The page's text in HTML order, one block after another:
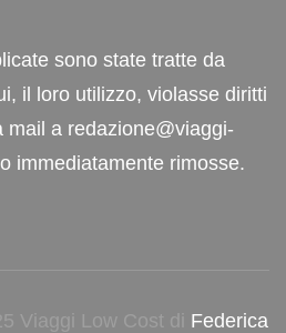
sono state tratte da
il loro utilizzo, violasse diritti
mail a redazione@viaggi-
immediatamente rimosse.
Viaggi Low Cost di Federica